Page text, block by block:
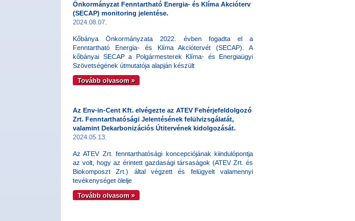
Önkormányzat Fenntartható Energia- és Klíma Akcióterv
(SECAP) monitoring jelentése.
2024.08.07.
Kőbánya Önkormányzata 2022. évben fogadta el a
Fenntartható Energia- és Klíma Akciótervét (SECAP). A
kőbányai SECAP a Polgármesterek Klíma- és Energiaügyi
Szövetségének útmutatója alapján készült
Tovább olvasom »
Az Env-in-Cent Kft. elvégezte az ATEV Fehérjefeldolgozó
Zrt. Fenntarthatósági Jelentésének felülvizsgálatát,
valamint Dekarbonizációs Útitervének kidolgozását.
2024.05.13.
Az ATEV Zrt. fenntarthatósági koncepciójának kiindulópontja
az volt, hogy az érintett gazdasági társaságok (ATEV Zrt. és
Biokomposzt Zrt.) által végzett és felügyelt valamennyi
tevékenységet ölelje
Tovább olvasom »